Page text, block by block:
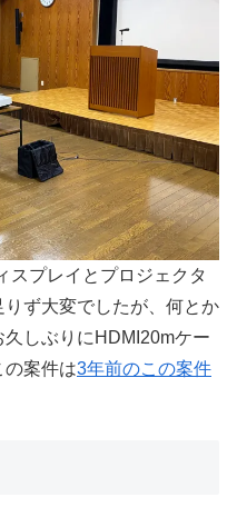
スプレイとプロジェクタ
ず大変でしたが、何とか
しぶりにHDMI20mケー
の案件は3年前のこの案件